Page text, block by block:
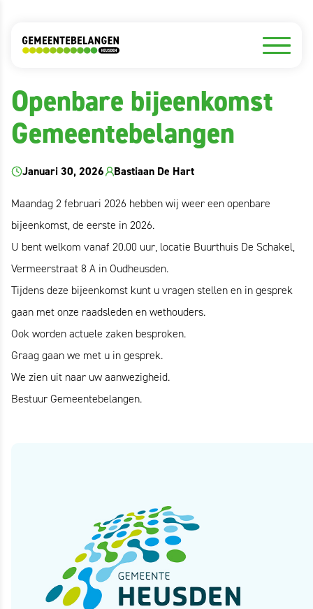
Nieuws
Openbare bijeenkomst
Gemeentebelangen
Januari 30, 2026 Bastiaan De Hart
Maandag 2 februari 2026 hebben wij weer een openbare
bijeenkomst, de eerste in 2026.
U bent welkom vanaf 20.00 uur, locatie Buurthuis De Schakel,
Vermeerstraat 8 A in Oudheusden.
Tijdens deze bijeenkomst kunt u vragen stellen en in gesprek
gaan met onze raadsleden en wethouders.
Ook worden actuele zaken besproken.
Graag gaan we met u in gesprek.
We zien uit naar uw aanwezigheid.
Bestuur Gemeentebelangen.